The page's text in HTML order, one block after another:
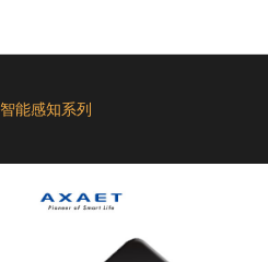
智能感知系列